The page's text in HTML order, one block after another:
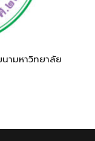
ามหาวิทยาลัย